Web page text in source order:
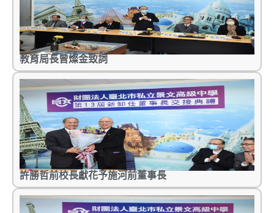
教育局長曾燦金致詞
許勝哲前校長獻花予施河前董事長